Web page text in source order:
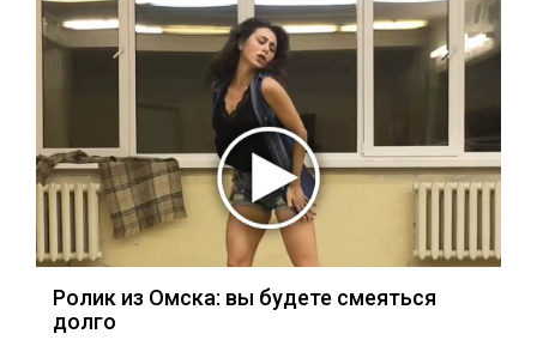
Ролик из Омска: вы будете смеяться
долго